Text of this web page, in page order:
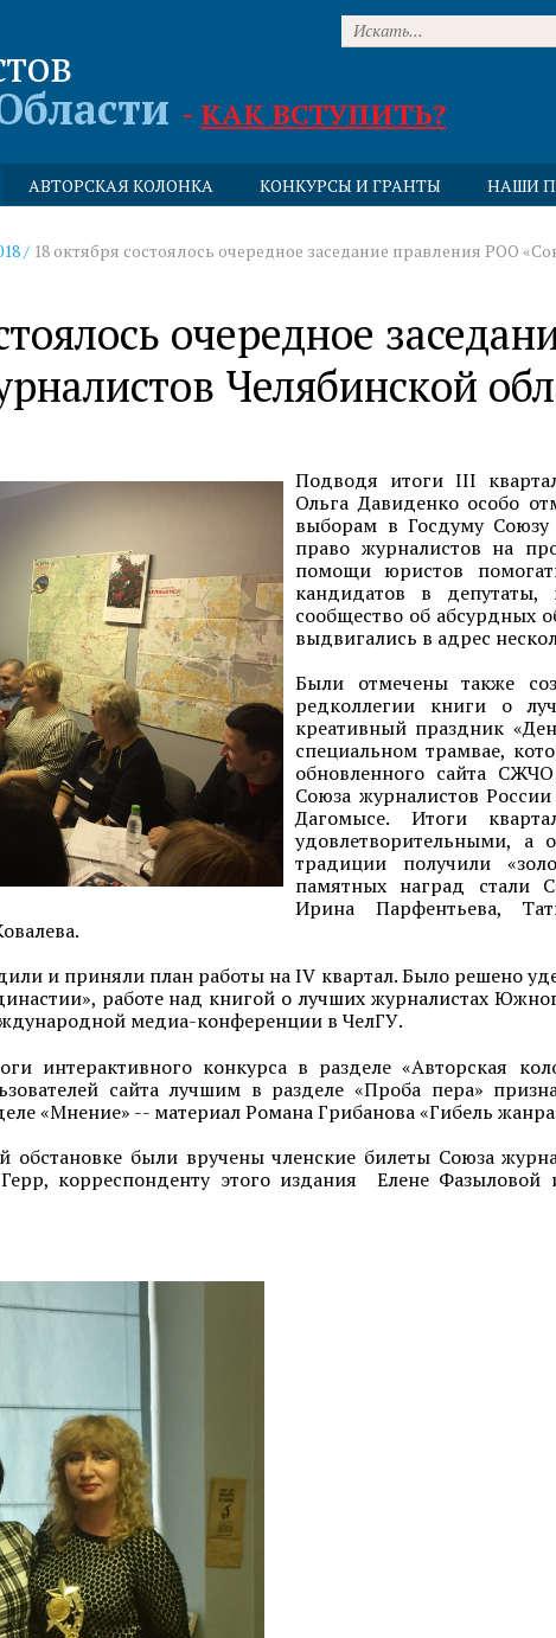
- КАК ВСТУПИТЬ?
АВТОРСКАЯ КОЛОНКА КОНКУРСЫ И ГРАНТЫ НАШИ
/ 18 октября состоялось очередное заседание правления РОО
очередное
Челябинской
Подводя итоги III
Ольга Давиденко особо
выборам в Госдуму Союзу
право журналистов на
помощи юристов
кандидатов в депутаты,
сообщество об абсурдных
выдвигались в адрес
Были отмечены также
редколлегии книги о
креативный праздник
специальном трамвае,
обновленного сайта
Союза журналистов
Дагомысе. Итоги
удовлетворительными, а
традиции получили
памятных наград стали
Ирина Парфентьева,
и приняли план работы на IV квартал. Было решено
работе над книгой о лучших журналистах
медиа-конференции в ЧелГУ.
интерактивного конкурса в разделе «Авторская
сайта лучшим в разделе «Проба пера»
«Мнение» -- материал Романа Грибанова «Гибель
обстановке были вручены членские билеты Союза
корреспонденту этого издания Елене